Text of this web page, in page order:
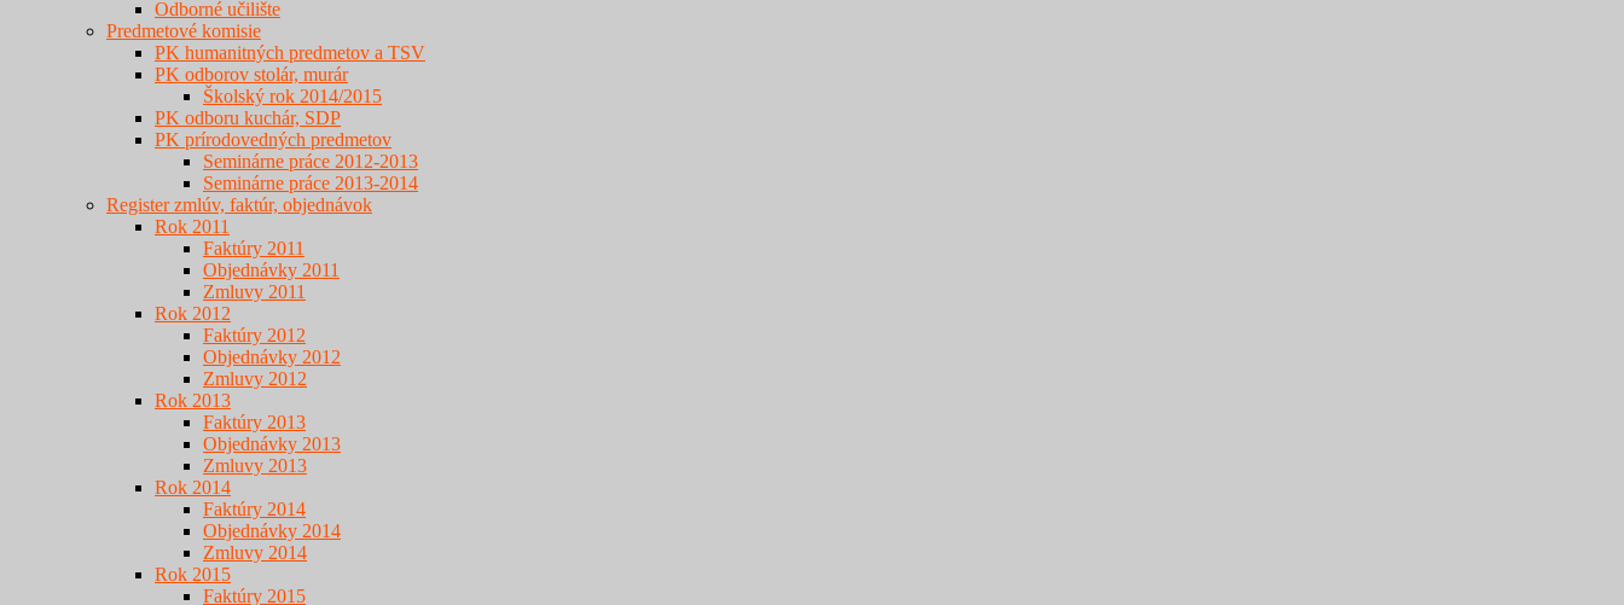
Odborné učilište
Predmetové komisie
PK humanitných predmetov a TSV
PK odborov stolár, murár
Školský rok 2014/2015
PK odboru kuchár, SDP
PK prírodovedných predmetov
Seminárne práce 2012-2013
Seminárne práce 2013-2014
Register zmlúv, faktúr, objednávok
Rok 2011
Faktúry 2011
Objednávky 2011
Zmluvy 2011
Rok 2012
Faktúry 2012
Objednávky 2012
Zmluvy 2012
Rok 2013
Faktúry 2013
Objednávky 2013
Zmluvy 2013
Rok 2014
Faktúry 2014
Objednávky 2014
Zmluvy 2014
Rok 2015
Faktúry 2015